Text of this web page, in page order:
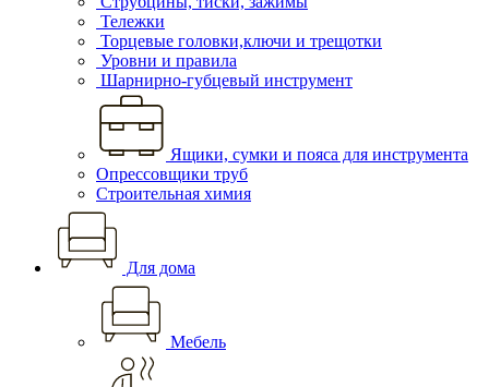
Тележки
Торцевые головки,ключи и трещотки
Уровни и правила
Шарнирно-губцевый инструмент
Ящики, сумки и пояса для инструмента
Опрессовщики труб
Строительная химия
Для дома
Мебель